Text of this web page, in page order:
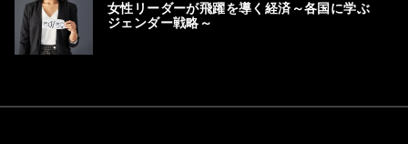
女性リーダーが飛躍を導く経済～各国に学ぶ
ジェンダー戦略～